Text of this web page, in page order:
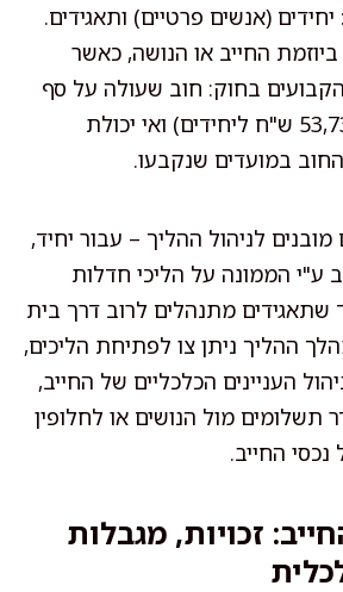
יחידים (אנשים פרטיים) ותאגידים.
החייב או הנושה, כאשר
בחוק: חוב שעולה על סף
מסוים (כיום מעל 53,739 ש"ח ליחידים) ואי יכולת
במועדים שנקבעו.
מובנים לניהול ההליך – עבור יחיד,
ע"י הממונה על הליכי חדלות
שתאגידים מתנהלים לרוב דרך בית
ההליך ניתן צו לפתיחת הליכים,
העניינים הכלכליים של החייב,
תשלומים מול הנושים או לחלופין
נכסי החייב.
זכויות, מגבלות